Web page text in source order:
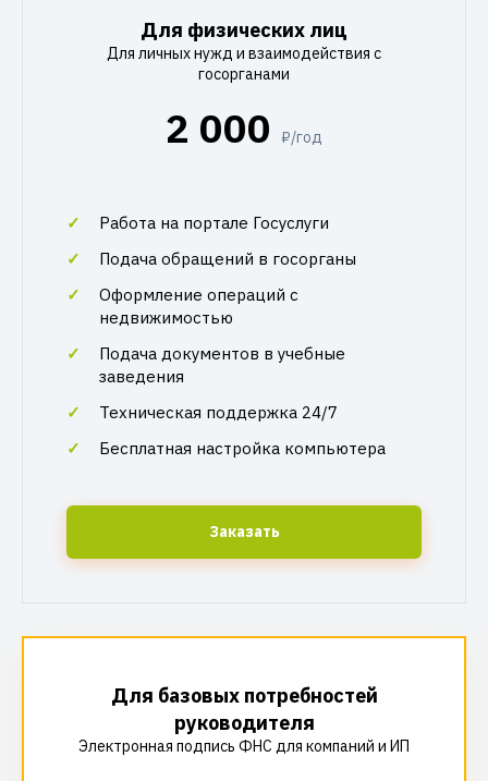
Для физических лиц
Для личных нужд и взаимодействия с
госорганами
2 000 ₽/год
Работа на портале Госуслуги
Подача обращений в госорганы
Оформление операций с
недвижимостью
Подача документов в учебные
заведения
Техническая поддержка 24/7
Бесплатная настройка компьютера
Заказать
Для базовых потребностей
руководителя
Электронная подпись ФНС для компаний и ИП